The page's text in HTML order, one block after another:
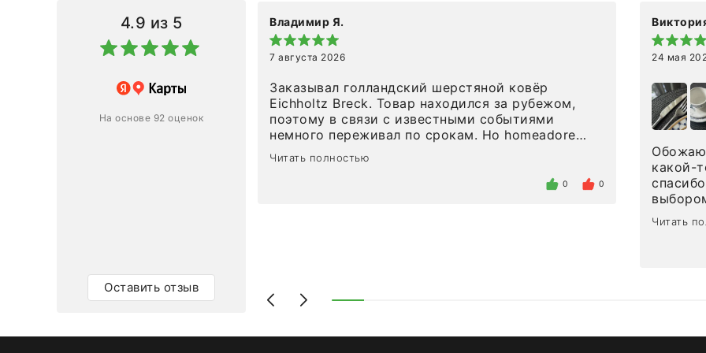
4.9 из 5
На основе 92 оценок
Оставить отзыв
Владимир Я.
7 августа 2026
Заказывал голландский шерстяной ковёр
Eichholtz Breck. Товар находился за рубежом,
поэтому в связи с известными событиями
немного переживал по срокам. Но homeadore
привезли ровно в определенное в договоре
время, без задержеки. Отдельно хочу отметить
Выглядит в интерьере ровно так, как хотел. Ещё
раз - большая благодарность сотрудникам
Читать полностью
0 0
24 мая
Обожаю
какой-
Читать